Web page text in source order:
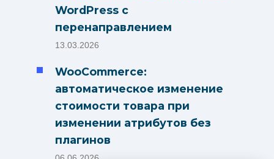
WordPress с
перенаправлением
13.03.2026
WooCommerce:
автоматическое изменение
стоимости товара при
изменении атрибутов без
плагинов